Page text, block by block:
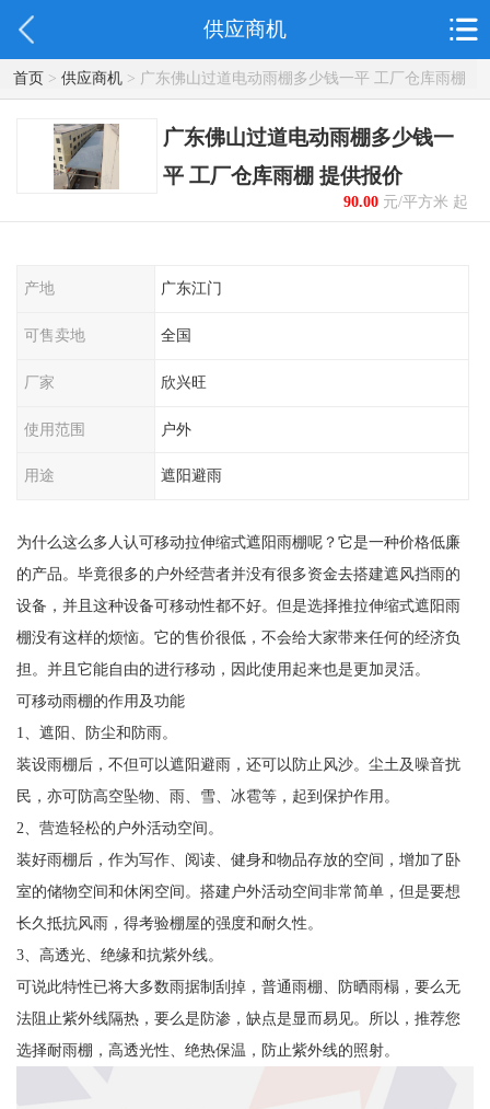
供应商机
首页> 供应商机> 广东佛山过道电动雨棚多少钱一平 工厂仓库雨棚
提供报价
广东佛山过道电动雨棚多少钱一
平 工厂仓库雨棚 提供报价
90.00元/平方米 起
产地 广东江门
可售卖地 全国
厂家 欣兴旺
使用范围 户外
用途 遮阳避雨
为什么这么多人认可移动拉伸缩式遮阳雨棚呢？它是一种价格低廉
的产品。毕竟很多的户外经营者并没有很多资金去搭建遮风挡雨的
设备，并且这种设备可移动性都不好。但是选择推拉伸缩式遮阳雨
棚没有这样的烦恼。它的售价很低，不会给大家带来任何的经济负
担。并且它能自由的进行移动，因此使用起来也是更加灵活。
可移动雨棚的作用及功能
1、遮阳、防尘和防雨。
装设雨棚后，不但可以遮阳避雨，还可以防止风沙。尘土及噪音扰
民，亦可防高空坠物、雨、雪、冰雹等，起到保护作用。
2、营造轻松的户外活动空间。
装好雨棚后，作为写作、阅读、健身和物品存放的空间，增加了卧
室的储物空间和休闲空间。搭建户外活动空间非常简单，但是要想
长久抵抗风雨，得考验棚屋的强度和耐久性。
3、高透光、绝缘和抗紫外线。
可说此特性已将大多数雨据制刮掉，普通雨棚、防晒雨榻，要么无
法阻止紫外线隔热，要么是防渗，缺点是显而易见。所以，推荐您
选择耐雨棚，高透光性、绝热保温，防止紫外线的照射。